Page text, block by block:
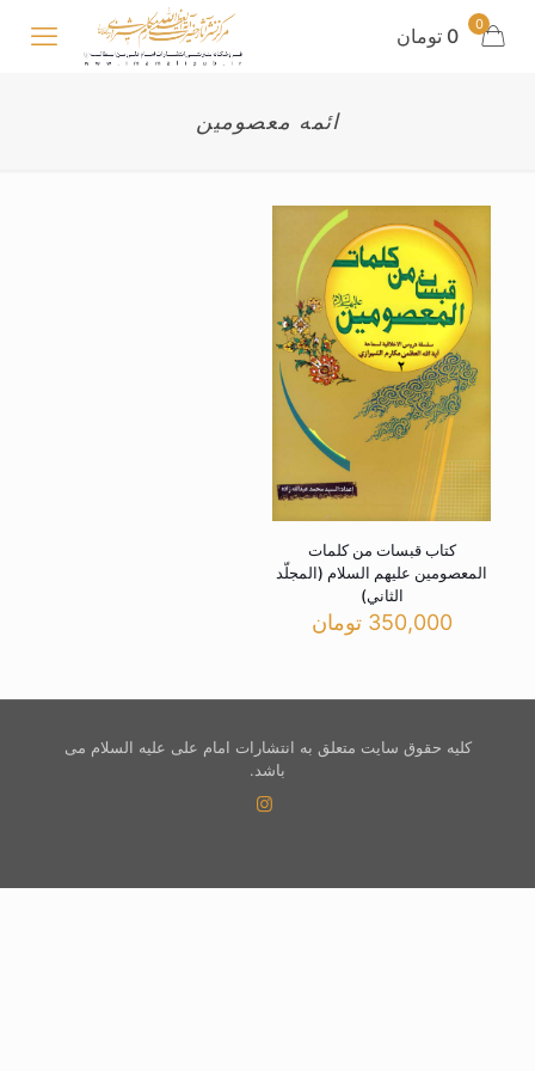
0 0 تومان
ائمه معصومین
کتاب قبسات من کلمات
المعصومین علیهم السلام (المجلّد
الثاني)
350,000 تومان
کلیه حقوق سایت متعلق به انتشارات امام علی علیه السلام می
باشد.